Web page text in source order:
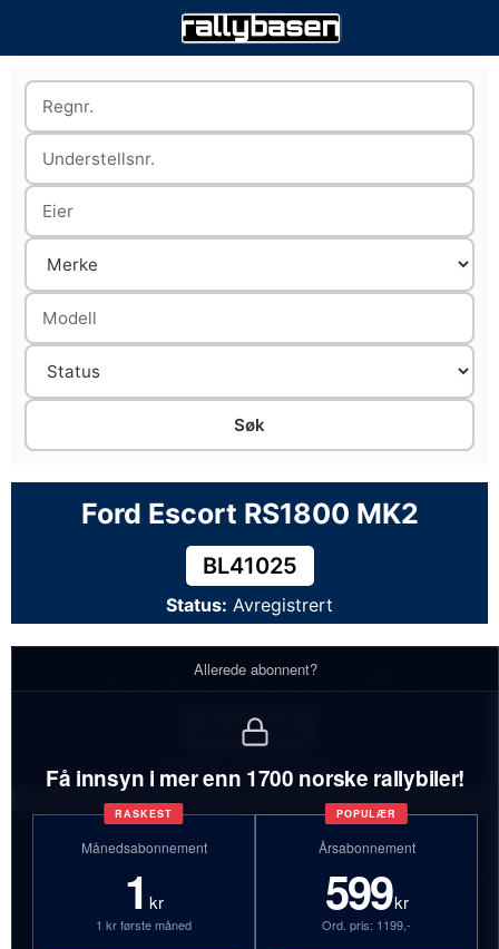
Ford Escort RS1800 MK2
BL41025
Status: Avregistrert
Allerede abonnent?
Få innsyn i mer enn 1700 norske rallybiler!
RASKEST
Månedsabonnement
1 kr
1 kr første måned
POPULÆR
Årsabonnement
599kr
Ord. pris: 1199,-
Ford Escort RS1800 MK2
BL41025
Status: Avregistrert